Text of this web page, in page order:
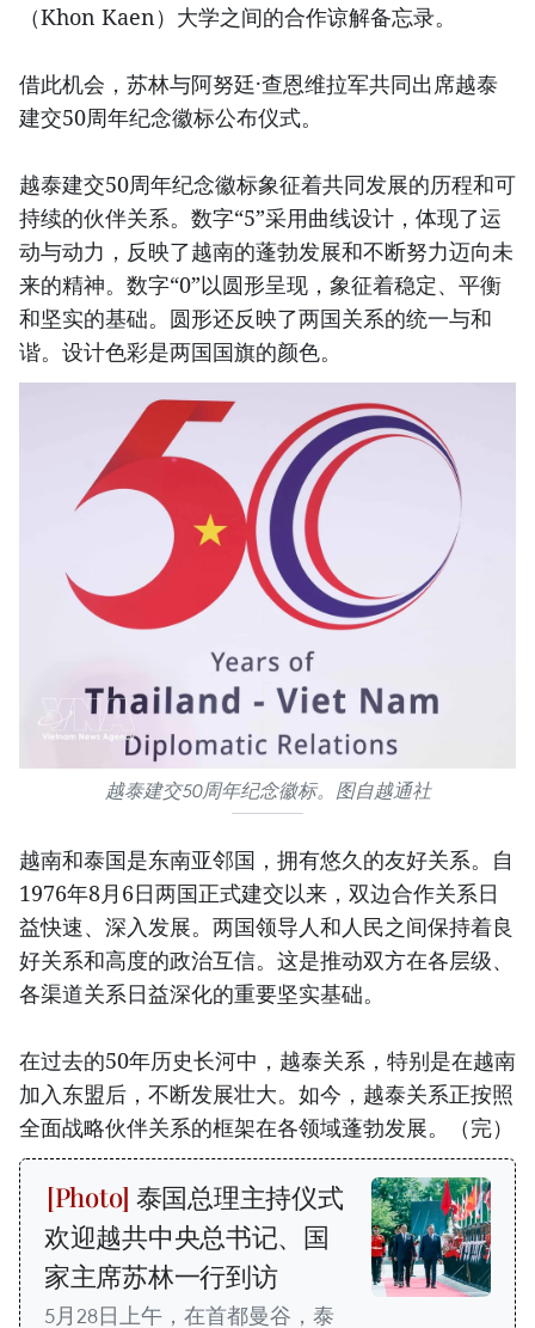
（Khon Kaen）大学之间的合作谅解备忘录。
借此机会，苏林与阿努廷·查恩维拉军共同出席越泰
建交50周年纪念徽标公布仪式。
越泰建交50周年纪念徽标象征着共同发展的历程和可
持续的伙伴关系。数字“5”采用曲线设计，体现了运
动与动力，反映了越南的蓬勃发展和不断努力迈向未
来的精神。数字“0”以圆形呈现，象征着稳定、平衡
和坚实的基础。圆形还反映了两国关系的统一与和
谐。设计色彩是两国国旗的颜色。
越泰建交50周年纪念徽标。图自越通社
越南和泰国是东南亚邻国，拥有悠久的友好关系。自
1976年8月6日两国正式建交以来，双边合作关系日
益快速、深入发展。两国领导人和人民之间保持着良
好关系和高度的政治互信。这是推动双方在各层级、
各渠道关系日益深化的重要坚实基础。
在过去的50年历史长河中，越泰关系，特别是在越南
加入东盟后，不断发展壮大。如今，越泰关系正按照
全面战略伙伴关系的框架在各领域蓬勃发展。（完）
泰国总理主持仪式
欢迎越共中央总书记、国
家主席苏林一行到访
5月28日上午，在首都曼谷，泰